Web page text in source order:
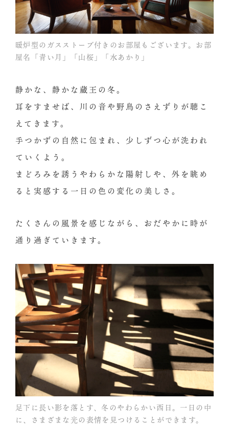
暖炉型のガスストーブ付きのお部屋もございます。お部
屋名「青い月」「山桜」「水あかり」
静かな、静かな蔵王の冬。
耳をすませば、川の音や野鳥のさえずりが聴こ
えてきます。
手つかずの自然に包まれ、少しずつ心が洗われ
ていくよう。
まどろみを誘うやわらかな陽射しや、外を眺め
ると実感する一日の色の変化の美しさ。
たくさんの風景を感じながら、おだやかに時が
通り過ぎていきます。
足下に長い影を落とす、冬のやわらかい西日。一日の中
に、さまざまな光の表情を見つけることができます。